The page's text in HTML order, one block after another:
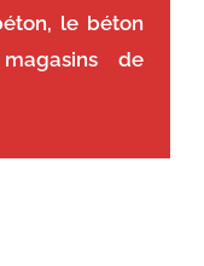
le béton
de